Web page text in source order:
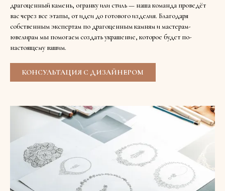
драгоценный камень, огранку или стиль — наша команда проведёт
вас через все этапы, от идеи до готового изделия. Благодаря
собственным экспертам по драгоценным камням и мастерам-
ювелирам мы помогаем создать украшение, которое будет по-
настоящему вашим.
КОНСУЛЬТАЦИЯ С ДИЗАЙНЕРОМ